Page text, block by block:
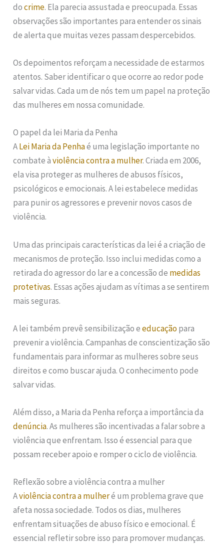
docrime. Ela parecia assustada e preocupada. Essas
observações são importantes para entender os sinais
de alerta que muitas vezes passam despercebidos.
Os depoimentos reforçam a necessidade de estarmos
atentos. Saber identificar o que ocorre ao redor pode
salvar vidas. Cada um de nós tem um papel na proteção
das mulheres em nossa comunidade.
O papel da lei Maria da Penha
ALei Maria da Penhaé uma legislação importante no
combate àviolência contra a mulher. Criada em 2006,
ela visa proteger as mulheres de abusos físicos,
psicológicos e emocionais. A lei estabelece medidas
para punir os agressores e prevenir novos casos de
violência.
Uma das principais características da lei é a criação de
mecanismos de proteção. Isso inclui medidas como a
retirada do agressor do lar e a concessão de medidas
protetivas. Essas ações ajudam as vítimas a se sentirem
mais seguras.
A lei também prevê sensibilização eeducaçãopara
prevenir a violência. Campanhas de conscientização são
fundamentais para informar as mulheres sobre seus
direitos e como buscar ajuda. O conhecimento pode
salvar vidas.
Além disso, a Maria da Penha reforça a importância da
denúncia. As mulheres são incentivadas a falar sobre a
violência que enfrentam. Isso é essencial para que
possam receber apoio e romper o ciclo de violência.
Reflexão sobre a violência contra a mulher
Aviolência contra a mulheré um problema grave que
afeta nossa sociedade. Todos os dias, mulheres
enfrentam situações de abuso físico e emocional. É
essencial refletir sobre isso para promover mudanças.